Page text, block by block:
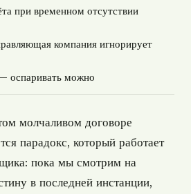
при временном отсутствии
компания игнорирует
оспаривать можно
молчаливом договоре
парадокс, который работает
пока мы смотрим на
в последней инстанции,